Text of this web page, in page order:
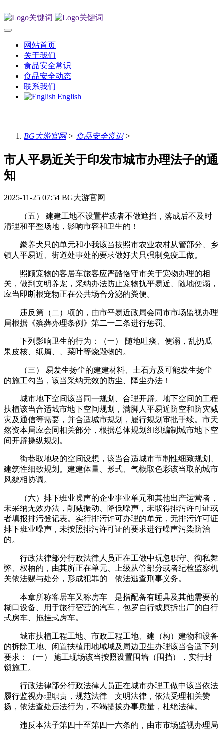
网站首页
关于我们
食品安全常识
食品安全动态
联系我们
English
BG大游官网> 食品安全常识>
市人平易近关于印发市城市办理法子的通
知
2025-11-25 07:54 BG大游官网
（五） 建建工地不设置栏或者不做遮挡，落成后不及时
清理和平整场地，影响市容和卫生的！
豢养犬只的单元和小我该当按照市农业农村从管部分、乡
镇人平易近、街道处事处的要求做好犬只强制免疫工做。
照顾宠物的客居车旅客应严酷恪守市关于宠物办理的相
关，做到文明养宠，采纳办法防止宠物扰平易近、随地便溺，
应当即断根宠物正在公共场合分泌的粪便。
违反第（二）项的，由市平易近政局会同市市场监视办理
局根据《殡葬办理条例》第二十二条进行惩罚。
下列影响卫生的行为：（一） 随地吐痰、便溺，乱扔瓜
果皮核、纸屑、、菜叶等烧毁物的。
（三） 易发生扬尘的建建材料、土石方及可能发生扬尘
的施工勾当，该当采纳无效的防尘、降尘办法！
城市地下空间该当同一规划、合理开辟。地下空间的工程
扶植该当合适城市地下空间规划，满脚人平易近防空和防灾减
灾及通信等需要，并合适城市规划，履行规划审批手续。市天
然资本局应会同相关部分，根据总体规划组织编制城市地下空
间开辟操纵规划。
街巷取地块的空间设想，该当合适城市节制性细致规划、
建筑性细致规划。建建体量、形式、气概取色彩该当取的城市
风貌相协调。
（六）排下班业噪声的企业事业单元和其他出产运营者，
未采纳无效办法，削减振动、降低噪声，未取得排污许可证或
者填报排污登记表。实行排污许可办理的单元，无排污许可证
排下班业噪声，未按照排污许可证的要求进行噪声污染防治
的。
行政法律部分行政法律人员正在工做中玩忽职守、徇私舞
弊、权柄的，由其所正在单元、上级从管部分或者纪检监察机
关依法赐与处分，形成犯罪的，依法逃查刑事义务。
本章所称客居车又称房车，是指配备有睡具及其他需要的
糊口设备、用于旅行宿营的汽车，包罗自行或原拆出厂的自行
式房车、拖挂式房车。
城市扶植工程工地、市政工程工地、建（构）建物和设备
的拆除工地、闲置扶植用地域域及周边卫生办理该当合适下列
要求：（一） 施工现场该当按照设置围墙（围挡），实行封
锁施工。
行政法律部分行政法律人员正在城市办理工做中该当依法
履行监视办理职责，规范法律，文明法律，依法受理相关赞
扬，依法查处违法行为，不竭提拔办事质量，杜绝法律。
违反本法子第四十至第四十六条的，由市市场监视办理局